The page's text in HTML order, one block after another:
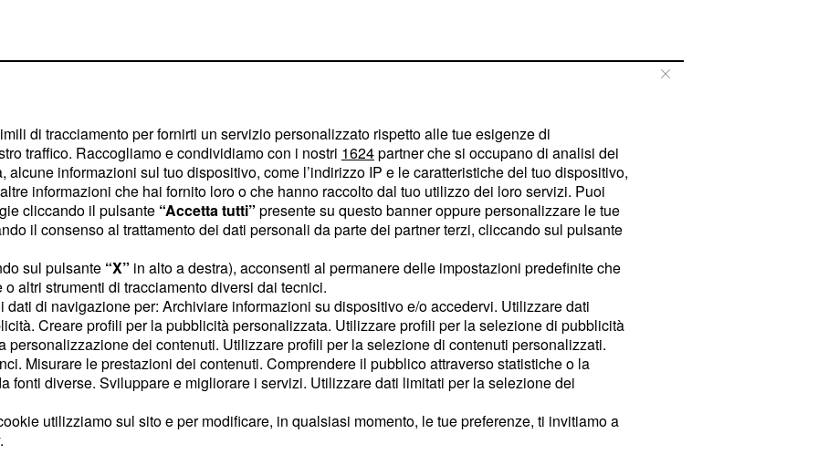
di non presentarsi
che l’hanno spinta
con i
chiesto alla
un video per
e far chiarezza
di venire in
ventiseienne ha
comunicando che
di posizione della
di tracciamento per fornirti un servizio personalizzato rispetto alle tue esigenze di
traffico. Raccogliamo e condividiamo con i nostri 1624partner che si occupano di analisi dei
informazioni sul tuo dispositivo, come l’indirizzo IP e le caratteristiche del tuo dispositivo,
informazioni che hai fornito loro o che hanno raccolto dal tuo utilizzo dei loro servizi. Puoi
cliccando il pulsante “Accetta tutti” presente su questo banner oppure personalizzare le tue
il consenso al trattamento dei dati personali da parte dei partner terzi, cliccando sul pulsante
sul pulsante “X” in alto a destra), acconsenti al permanere delle impostazioni predefinite che
altri strumenti di tracciamento diversi dai tecnici.
dati di navigazione per: Archiviare informazioni su dispositivo e/o accedervi. Utilizzare dati
Creare profili per la pubblicità personalizzata. Utilizzare profili per la selezione di pubblicità
personalizzazione dei contenuti. Utilizzare profili per la selezione di contenuti personalizzati.
Misurare le prestazioni dei contenuti. Comprendere il pubblico attraverso statistiche o la
fonti diverse. Sviluppare e migliorare i servizi. Utilizzare dati limitati per la selezione dei
utilizziamo sul sito e per modificare, in qualsiasi momento, le tue preferenze, ti invitiamo a
.